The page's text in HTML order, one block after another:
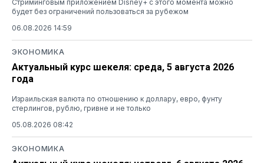
Стриминговым приложением Disney+ с этого момента можно
будет без ограничений пользоваться за рубежом
06.08.2026 14:59
ЭКОНОМИКА
Актуальный курс шекеля: среда, 5 августа 2026
года
Израильская валюта по отношению к доллару, евро, фунту
стерлингов, рублю, гривне и не только
05.08.2026 08:42
ЭКОНОМИКА